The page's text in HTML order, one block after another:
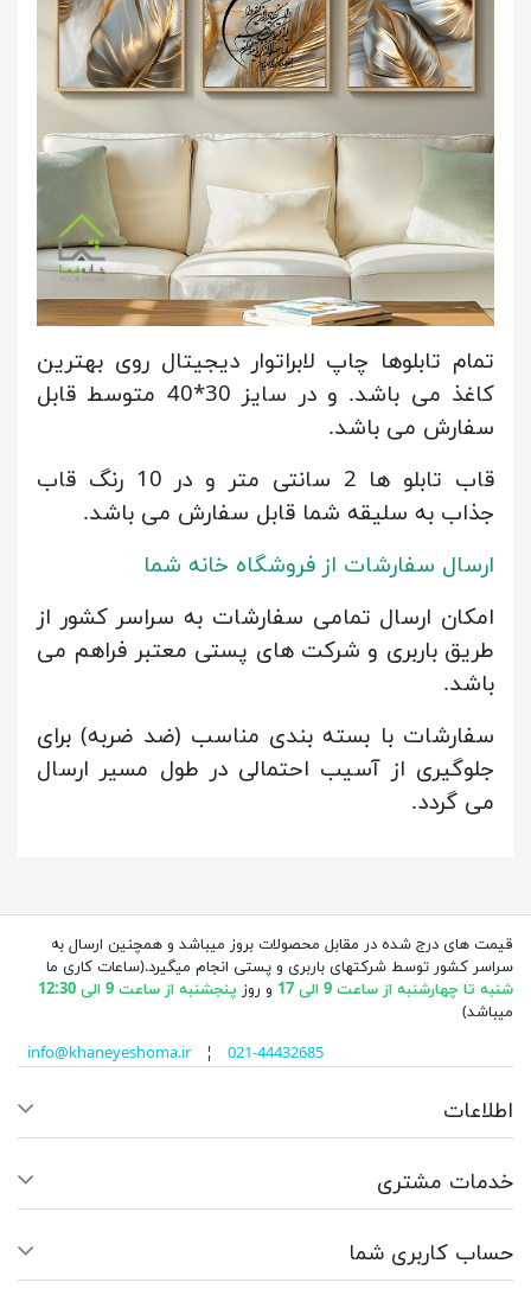
تمام تابلوها چاپ لابراتوار دیجیتال روی بهترین
کاغذ می باشد. و در سایز 30*40 متوسط قابل
سفارش می باشد.
قاب تابلو ها 2 سانتی متر و در 10 رنگ قاب
جذاب به سلیقه شما قابل سفارش می باشد.
ارسال سفارشات از فروشگاه خانه شما
امکان ارسال تمامی سفارشات به سراسر کشور از
طریق باربری و شرکت های پستی معتبر فراهم می
باشد.
سفارشات با بسته بندی مناسب (ضد ضربه) برای
جلوگیری از آسیب احتمالی در طول مسیر ارسال
می گردد.
قیمت های درج شده در مقابل محصولات بروز میباشد و همچنین ارسال به
سراسر کشور توسط شرکتهای باربری و پستی انجام میگیرد.(ساعات کاری ما
شنبه تا چهارشنبه از ساعت 9 الی 17
و روز پنجشنبه از ساعت 9 الی 12:30
میباشد)
info@khaneyeshoma.ir¦ 021-44432685
اطلاعات
خدمات مشتری
حساب کاربری شما